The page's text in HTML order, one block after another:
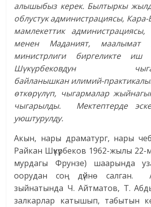
алышыбыз керек. Былтыркы
облустук администрациясы, Кара-
мамлекеттик администрациясы,
менен Маданият, маалымат
министрлиги биргеликте
Шүкүрбековдун
байланышкан илимий-
өткөрүлүп, чыгармалар
чыгарылды. Мектептерде
уюштурулду.
Акын, нары драматург, нары
Райкан Шүкүрбеков 1962-жылы
мурдагы Фрунзе) шаарында
оорудан соң дүйнө салган.
зыйнатында Ч. Айтматов, Т.
залкарлар катышып, табытын